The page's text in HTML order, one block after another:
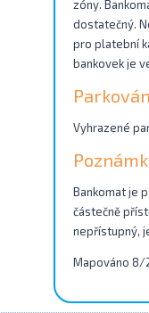
zóny.
dostatečný.
pro platební
bankovek je
Vyhrazené
Bankomat je
částečně
nepřístupný,
Mapováno 8/